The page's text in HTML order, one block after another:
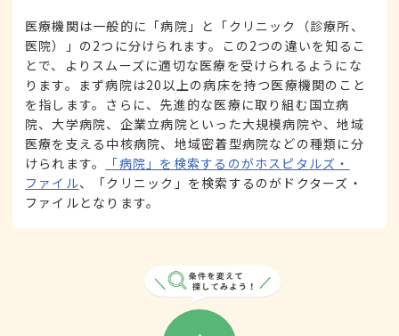
医療機関は一般的に「病院」と「クリニック（診療所、
医院）」の2つに分けられます。この2つの違いを知るこ
とで、よりスムーズに適切な医療を受けられるようにな
ります。まず病院は20以上の病床を持つ医療機関のこと
を指します。さらに、先進的な医療に取り組む国立病
院、大学病院、企業立病院といった大規模病院や、地域
医療を支える中核病院、地域密着型病院などの種類に分
けられます。
「病院」を検索するのがホスピタルズ・
ファイル、「クリニック」を検索するのがドクターズ・
ファイルとなります。